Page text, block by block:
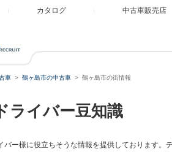
カタログ 中古車販売店
車 鶴ヶ島市の中古車 鶴ヶ島市の街情報
ライバー豆知識
バー様に役立ちそうな情報を提供しております